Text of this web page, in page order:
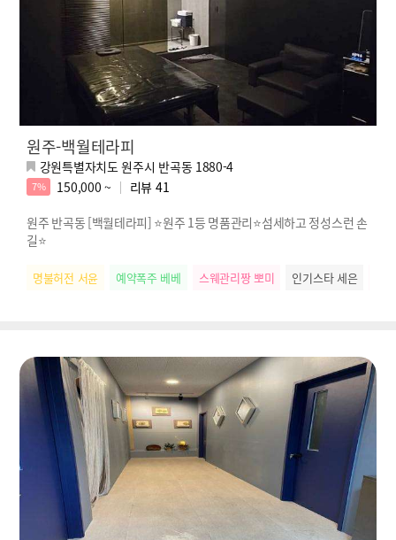
원주-백월테라피
강원특별자치도 원주시 반곡동 1880-4
7% 150,000 ~ 리뷰 41
원주 반곡동 [백월테라피] ⭐원주 1등 명품관리⭐섬세하고 정성스런 손
길⭐
명불허전 서윤 예약폭주 베베 스웨관리짱 뽀미 인기스타 세은